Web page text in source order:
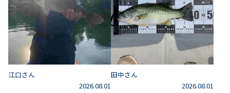
江口さん
2026.08.01
田中さん
2026.08.01